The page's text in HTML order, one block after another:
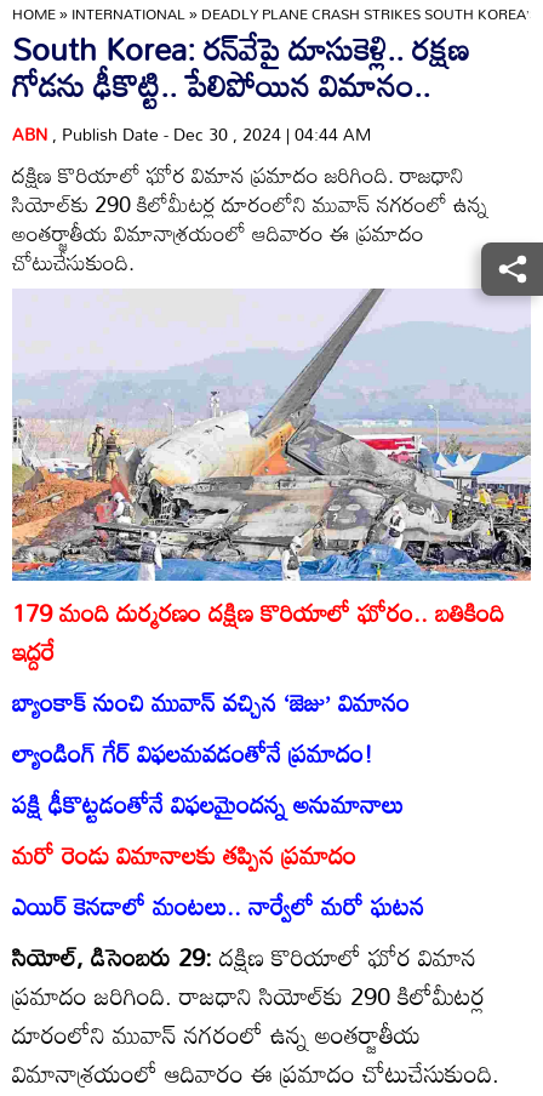
HOME»INTERNATIONAL»DEADLY PLANE CRASH STRIKES SOUTH
South Korea: రన్‌వేపై దూసుకెళ్లి.. రక్షణ
గోడను ఢీకొట్టి.. పేలిపోయిన విమానం..
ABN, Publish Date - Dec 30 , 2024 | 04:44 AM
దక్షిణ కొరియాలో ఘోర విమాన ప్రమాదం జరిగింది. రాజధాని
సియోల్‌కు 290 కిలోమీటర్ల దూరంలోని మువాన్‌ నగరంలో ఉన్న
అంతర్జాతీయ విమానాశ్రయంలో ఆదివారం ఈ ప్రమాదం
చోటుచేసుకుంది.
179 మంది దుర్మరణం దక్షిణ కొరియాలో ఘోరం.. బతికింది
ఇద్దరే
బ్యాంకాక్‌ నుంచి మువాన్‌ వచ్చిన ‘జెజు’ విమానం
ల్యాండింగ్‌ గేర్‌ విఫలమవడంతోనే ప్రమాదం!
పక్షి ఢీకొట్టడంతోనే విఫలమైందన్న అనుమానాలు
మరో రెండు విమానాలకు తప్పిన ప్రమాదం
ఎయిర్‌ కెనడాలో మంటలు.. నార్వేలో మరో ఘటన
సియోల్‌, డిసెంబరు 29:దక్షిణ కొరియాలో ఘోర విమాన
ప్రమాదం జరిగింది. రాజధాని సియోల్‌కు 290 కిలోమీటర్ల
దూరంలోని మువాన్‌ నగరంలో ఉన్న అంతర్జాతీయ
విమానాశ్రయంలో ఆదివారం ఈ ప్రమాదం చోటుచేసుకుంది.